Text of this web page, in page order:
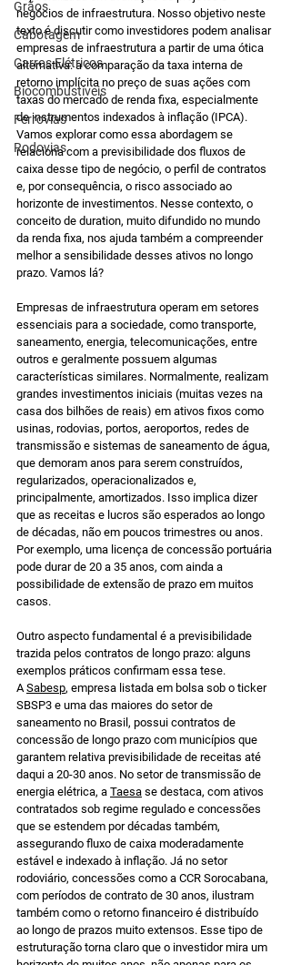
Grãos
Cabotagem
Carros Elétricos
Biocombustíveis
Ferrovias
Rodovias
negócios de infraestrutura. Nosso objetivo neste
texto é discutir como investidores podem analisar
empresas de infraestrutura a partir de uma ótica
alternativa: a comparação da taxa interna de
retorno implícita no preço de suas ações com
taxas do mercado de renda fixa, especialmente
de instrumentos indexados à inflação (IPCA).
Vamos explorar como essa abordagem se
relaciona com a previsibilidade dos fluxos de
caixa desse tipo de negócio, o perfil de contratos
e, por consequência, o risco associado ao
horizonte de investimentos. Nesse contexto, o
conceito de duration, muito difundido no mundo
da renda fixa, nos ajuda também a compreender
melhor a sensibilidade desses ativos no longo
prazo. Vamos lá?
Empresas de infraestrutura operam em setores
essenciais para a sociedade, como transporte,
saneamento, energia, telecomunicações, entre
outros e geralmente possuem algumas
características similares. Normalmente, realizam
grandes investimentos iniciais (muitas vezes na
casa dos bilhões de reais) em ativos fixos como
usinas, rodovias, portos, aeroportos, redes de
transmissão e sistemas de saneamento de água,
que demoram anos para serem construídos,
regularizados, operacionalizados e,
principalmente, amortizados. Isso implica dizer
que as receitas e lucros são esperados ao longo
de décadas, não em poucos trimestres ou anos.
Por exemplo, uma licença de concessão portuária
pode durar de 20 a 35 anos, com ainda a
possibilidade de extensão de prazo em muitos
casos.
Outro aspecto fundamental é a previsibilidade
trazida pelos contratos de longo prazo: alguns
exemplos práticos confirmam essa tese.
A Sabesp, empresa listada em bolsa sob o ticker
SBSP3 e uma das maiores do setor de
saneamento no Brasil, possui contratos de
concessão de longo prazo com municípios que
garantem relativa previsibilidade de receitas até
daqui a 20-30 anos. No setor de transmissão de
energia elétrica, a Taesa se destaca, com ativos
contratados sob regime regulado e concessões
que se estendem por décadas também,
assegurando fluxo de caixa moderadamente
estável e indexado à inflação. Já no setor
rodoviário, concessões como a CCR Sorocabana,
com períodos de contrato de 30 anos, ilustram
também como o retorno financeiro é distribuído
ao longo de prazos muito extensos. Esse tipo de
estruturação torna claro que o investidor mira um